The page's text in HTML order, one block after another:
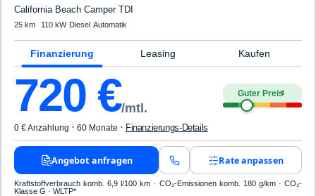
California Beach Camper TDI
25 km· · 110 kW· Diesel·Automatik
Finanzierung Leasing Kaufen
720 €/mtl.
Guter Preis4
0 € Anzahlung · 60 Monate · Finanzierungs-Details
Angebot anfragen Rate anpassen
Kraftstoffverbrauch komb. 6,9 l/100 km · CO₂-Emissionen komb. 180 g/km · CO₂-
Klasse G · WLTP*